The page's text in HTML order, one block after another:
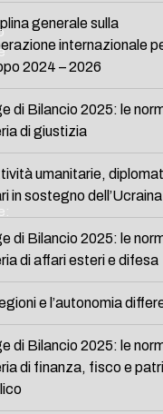
generale sulla
internazionale
2024 – 2026
di Bilancio 2025: le
di giustizia
umanitarie,
in sostegno dell’Ucraina
di Bilancio 2025: le
di affari esteri e difesa
e l’autonomia
di Bilancio 2025: le
di finanza, fisco e